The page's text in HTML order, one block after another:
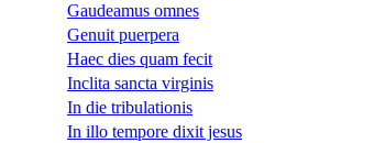
Gaudeamus omnes
Genuit puerpera
Haec dies quam fecit
Inclita sancta virginis
In die tribulationis
In illo tempore dixit jesus